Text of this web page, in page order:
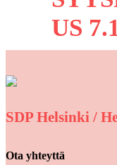
US
SDP Helsinki /
Ota yhteyttä